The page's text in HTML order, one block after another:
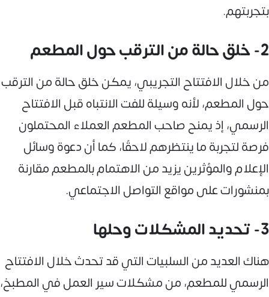
بتجربتهم.
2- خلق حالة من الترقب حول المطعم
من خلال الافتتاح التجريبي، يمكن خلق حالة من الترقب
حول المطعم، لأنه وسيلة للفت الانتباه قبل الافتتاح
الرسمي، إذ يمنح صاحب المطعم العملاء المحتملون
فرصة لتجربة ما ينتظرهم لاحقًا، كما أن دعوة وسائل
الإعلام والمؤثرين يزيد من الاهتمام بالمطعم مقارنة
بمنشورات على مواقع التواصل الاجتماعي.
3- تحديد المشكلات وحلها
هناك العديد من السلبيات التي قد تحدث خلال الافتتاح
الرسمي للمطعم، من مشكلات سير العمل في المطبخ،